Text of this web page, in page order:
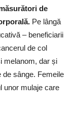
de
Pe lângă
– beneficiarii
de col
melanom, dar și
de sânge. Femeile
unor mulaje care